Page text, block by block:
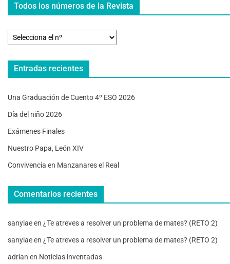
Todos los números de la Revista
Entradas recientes
Una Graduación de Cuento 4º ESO 2026
Día del niño 2026
Exámenes Finales
Nuestro Papa, León XIV
Convivencia en Manzanares el Real
Comentarios recientes
sanyiaeen ¿Te atreves a resolver un problema de mates? (RETO 2)
sanyiaeen ¿Te atreves a resolver un problema de mates? (RETO 2)
adrian en Noticias inventadas